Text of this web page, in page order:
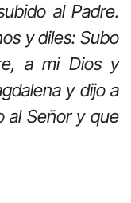
al Padre.
y diles: Subo
a mi Dios y
y dijo a
al Señor y que